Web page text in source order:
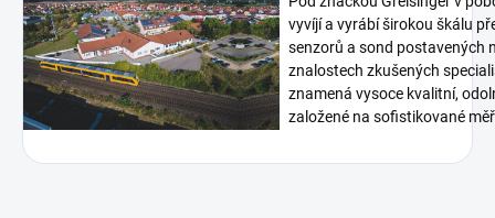
vyvíjí a vyrábí širokou škálu
senzorů a sond postavených
znalostech zkušených
znamená vysoce kvalitní,
založené na sofistikované